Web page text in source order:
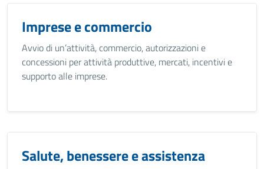
Imprese e commercio
Avvio di un’attività, commercio, autorizzazioni e
concessioni per attività produttive, mercati, incentivi e
supporto alle imprese.
Salute, benessere e assistenza